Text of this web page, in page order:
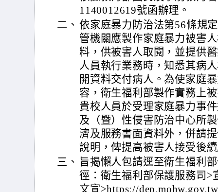
1140012619號函辦理。
二、 依家庭暴力防治法第56條規
管機關應製作家庭暴力被害
料，供被害人取閱，並提供
人員執行業務時，知悉其病
開資料交付病人。為使家庭
容，衛生福利部製作實務上
貴校人員於受理家庭暴力事
及（暨）性侵害防治中心所
濟及服務書面資料外，併請
說明，俾提高被害人接受後
三、 旨揭懶人包請逕至衛生福利
徑：衛生福利部保護服務司
文宣>https://